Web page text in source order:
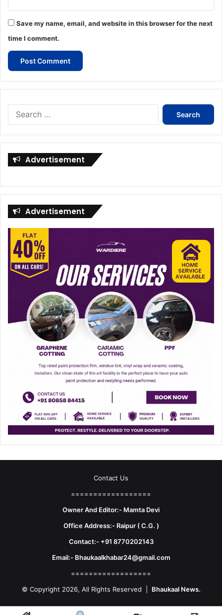
Save my name, email, and website in this browser for the next
time I comment.
Search
Advertisement
Advertisement
Contact Us
==================
Owner And Editor:- Mamta Devi
Office Address:- Raipur ( C.G. )
Contact:- +91 8770202143
Email:- Bhaukaalkhabar24@gmail.com
==================
© Copyright 2026, All Rights Reserved | Bhaukaal News.